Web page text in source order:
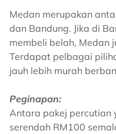
Medan merupakan
dan Bandung. Jika di
membeli belah, Medan
Terdapat pelbagai
jauh lebih murah
Peginapan:
Antara pakej
serendah RM100